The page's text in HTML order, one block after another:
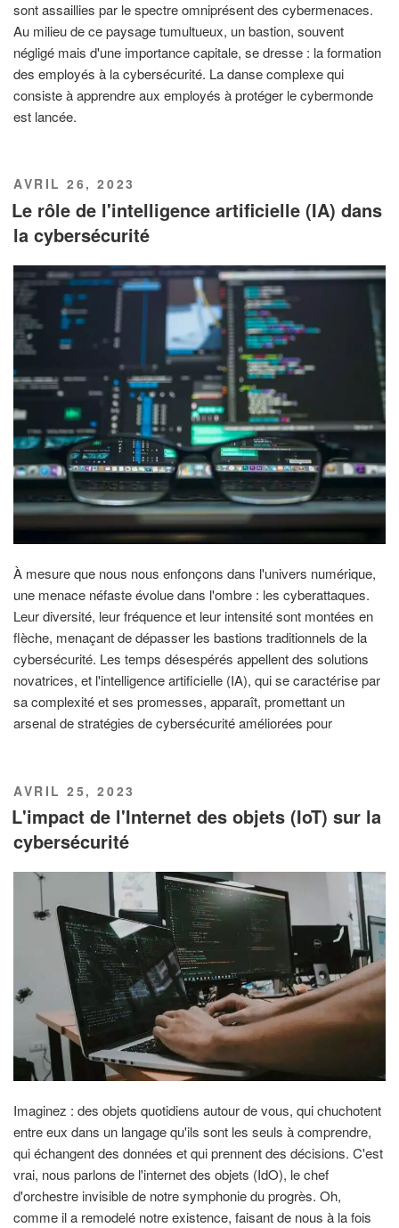
sont assaillies par le spectre omniprésent des cybermenaces.
Au milieu de ce paysage tumultueux, un bastion, souvent
négligé mais d'une importance capitale, se dresse : la formation
des employés à la cybersécurité. La danse complexe qui
consiste à apprendre aux employés à protéger le cybermonde
est lancée.
PUBLIÉ
LE
AVRIL 26, 2023
Le rôle de l'intelligence artificielle (IA) dans
la cybersécurité
À mesure que nous nous enfonçons dans l'univers numérique,
une menace néfaste évolue dans l'ombre : les cyberattaques.
Leur diversité, leur fréquence et leur intensité sont montées en
flèche, menaçant de dépasser les bastions traditionnels de la
cybersécurité. Les temps désespérés appellent des solutions
novatrices, et l'intelligence artificielle (IA), qui se caractérise par
sa complexité et ses promesses, apparaît, promettant un
arsenal de stratégies de cybersécurité améliorées pour
PUBLIÉ
LE
AVRIL 25, 2023
L'impact de l'Internet des objets (IoT) sur la
cybersécurité
Imaginez : des objets quotidiens autour de vous, qui chuchotent
entre eux dans un langage qu'ils sont les seuls à comprendre,
qui échangent des données et qui prennent des décisions. C'est
vrai, nous parlons de l'internet des objets (IdO), le chef
d'orchestre invisible de notre symphonie du progrès. Oh,
comme il a remodelé notre existence, faisant de nous à la fois